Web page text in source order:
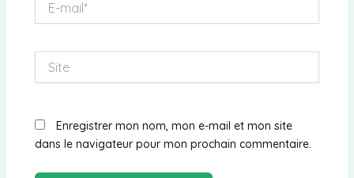
mail*
Enregistrer mon nom, mon e-mail et mon site
dans le navigateur pour mon prochain commentaire.